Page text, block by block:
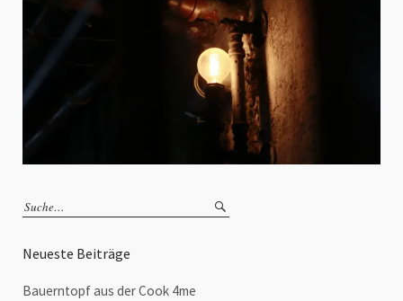
Neueste Beiträge
Bauerntopf aus der Cook 4me